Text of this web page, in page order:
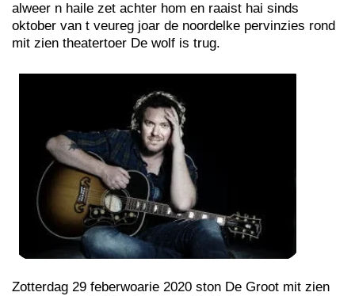
alweer n haile zet achter hom en raaist hai sinds
oktober van t veureg joar de noordelke pervinzies rond
mit zien theatertoer De wolf is trug.
Zotterdag 29 feberwoarie 2020 ston De Groot mit zien